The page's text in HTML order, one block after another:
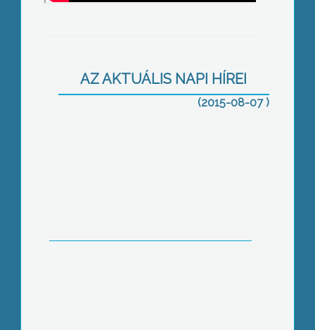
AZ AKTUÁLIS NAPI HÍREI
(2015-08-07 )
Sástói vigalom